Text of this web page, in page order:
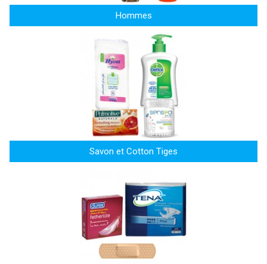
Hommes
Savon et Cotton Tiges